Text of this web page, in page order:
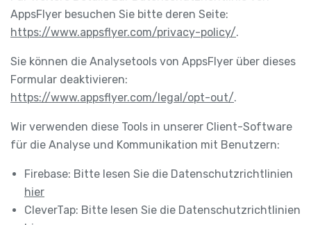
AppsFlyer besuchen Sie bitte deren Seite:
https://www.appsflyer.com/privacy-policy/.
Sie können die Analysetools von AppsFlyer über dieses
Formular deaktivieren:
https://www.appsflyer.com/legal/opt-out/.
Wir verwenden diese Tools in unserer Client-Software
für die Analyse und Kommunikation mit Benutzern:
Firebase: Bitte lesen Sie die Datenschutzrichtlinien
hier
CleverTap: Bitte lesen Sie die Datenschutzrichtlinien